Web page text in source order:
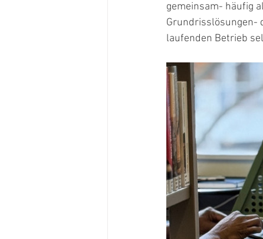
gemeinsam- häufig
Grundrisslösungen-
laufenden Betrieb